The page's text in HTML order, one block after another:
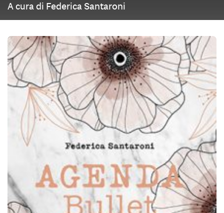
A cura di Federica Santaroni